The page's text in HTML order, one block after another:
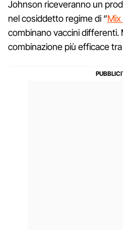
Johnson riceveranno un
nel cosiddetto regime di “
combinano vaccini differenti.
combinazione più efficace